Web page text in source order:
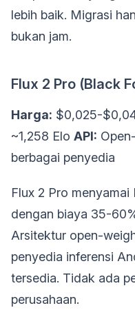
lebih baik. Migrasi
bukan jam.
Flux 2 Pro (Black
Harga: $0,025-
~1,258 Elo API:
berbagai penyedia
Flux 2 Pro
dengan biaya 35-
Arsitektur open-
penyedia inferensi
tersedia. Tidak ada
perusahaan.